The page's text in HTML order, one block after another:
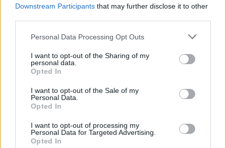
Downstream Participants that may further disclose it to other
Personal Data Processing Opt Outs
I want to opt-out of the Sharing of my
personal data.
Opted In
I want to opt-out of the Sale of my
Personal Data.
Opted In
I want to opt-out of processing my
Personal Data for Targeted Advertising.
Opted In
en Streaming ⚽🍿🏀
El deporte no ocurre solo en el campo! ⚽🏈🏀